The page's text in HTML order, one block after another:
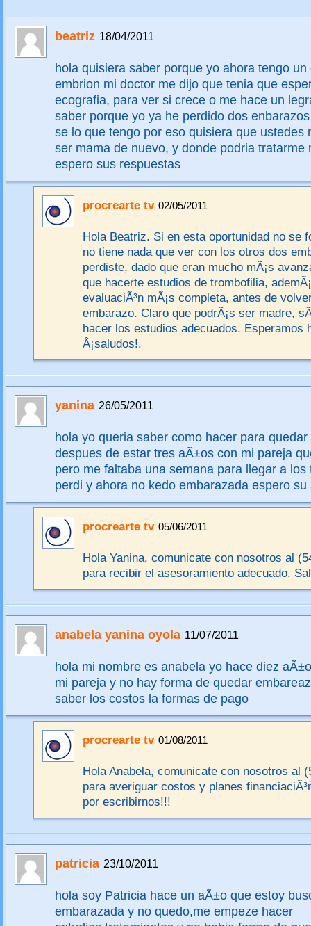
beatriz 18/04/2011
hola quisiera saber porque yo ahora tengo
embrion mi doctor me dijo que tenia que
ecografia, para ver si crece o me hace un
saber porque yo ya he perdido dos
se lo que tengo por eso quisiera que ustedes
ser mama de nuevo, y donde podria tratarme
espero sus respuestas
procrearte tv 02/05/2011
Hola Beatriz. Si en esta oportunidad no se
no tiene nada que ver con los otros dos
perdiste, dado que eran mucho mÃ¡s
que hacerte estudios de trombofilia,
evaluaciÃ³n mÃ¡s completa, antes de
embarazo. Claro que podrÃ¡s ser madre,
hacer los estudios adecuados. Esperamos
Â¡saludos!.
yanina 26/05/2011
hola yo queria saber como hacer para
despues de estar tres aÃ±os con mi pareja
pero me faltaba una semana para llegar a los
perdi y ahora no kedo embarazada espero
procrearte tv 05/06/2011
Hola Yanina, comunicate con nosotros al
para recibir el asesoramiento adecuado.
anabela yanina oyola 11/07/2011
hola mi nombre es anabela yo hace diez
mi pareja y no hay forma de quedar
saber los costos la formas de pago
procrearte tv 01/08/2011
Hola Anabela, comunicate con nosotros al
para averiguar costos y planes
por escribirnos!!!
patricia 23/10/2011
hola soy Patricia hace un aÃ±o que estoy
embarazada y no quedo,me empeze hacer